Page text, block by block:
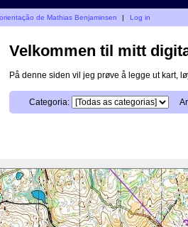
de Mathias Benjaminsen | Log in
Velkommen til mitt
På denne siden vil jeg prøve å legge ut kart,
Categoria: